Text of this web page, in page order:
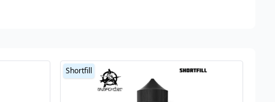
Shortfill